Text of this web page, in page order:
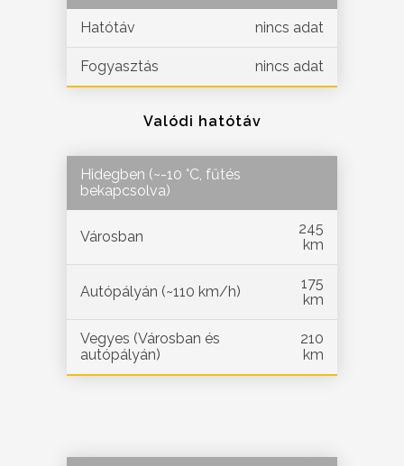
Hatótáv nincs adat
Fogyasztás nincs adat
Valódi hatótáv
Hidegben (~-10 °C, fűtés
bekapcsolva)
Városban
245
km
Autópályán (~110 km/h)
175
km
Vegyes (Városban és
autópályán)
210
km